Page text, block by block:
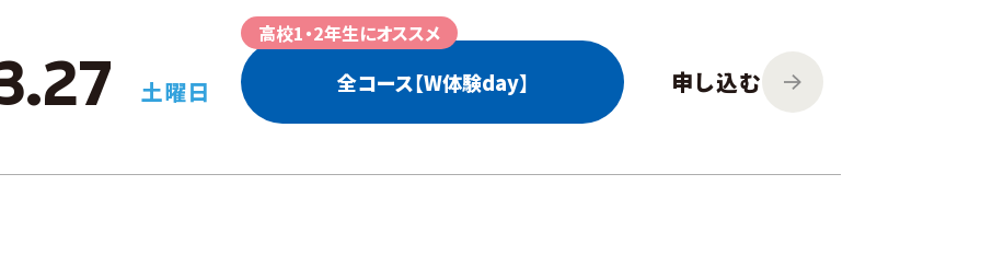
土曜日
高校1・2年生にオススメ
全コース【W体験day】 申し込む